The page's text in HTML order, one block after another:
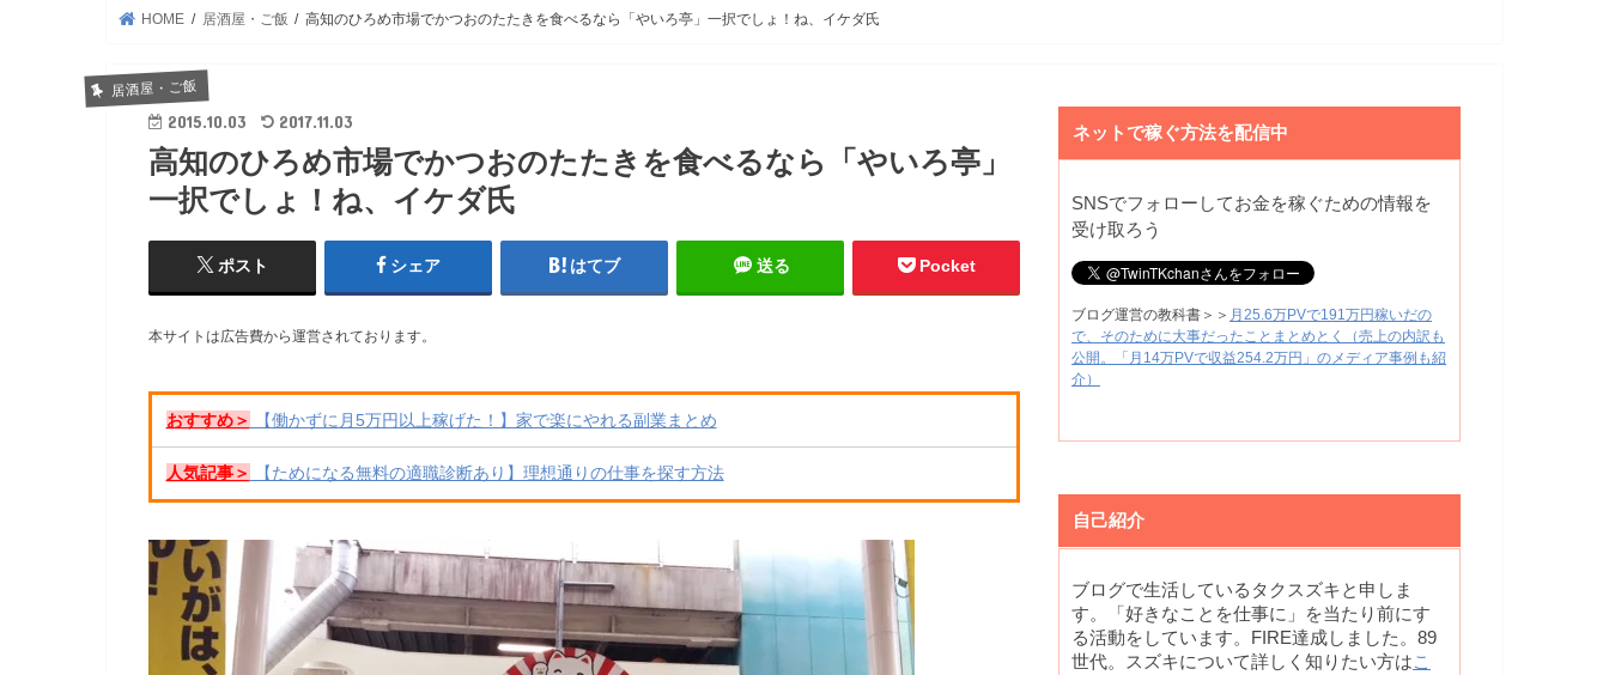
HOME 居酒屋・ご飯 高知のひろめ市場でかつおのたたきを食べるなら「やいろ亭」一択でしょ！ね、イケダ氏
居酒屋・ご飯
2015.10.03 2017.11.03
高知のひろめ市場でかつおのたたきを食べるなら「やいろ亭」
一択でしょ！ね、イケダ氏
ポスト シェア はてブ 送る Pocket
本サイトは広告費から運営されております。
おすすめ＞ 【働かずに月5万円以上稼げた！】家で楽にやれる副業まとめ
人気記事＞ 【ためになる無料の適職診断あり】理想通りの仕事を探す方法
ネットで稼ぐ方法を配信中
SNSでフォローしてお金を稼ぐための情報を
受け取ろう
ブログ運営の教科書＞＞ 月25.6万PVで191万円稼いだの
で、そのために大事だったことまとめとく（売上の内訳も
公開。「月14万PVで収益254.2万円」のメディア事例も紹
介）
自己紹介
ブログで生活しているタクスズキと申しま
す。「好きなことを仕事に」を当たり前にす
る活動をしています。FIRE達成しました。89
世代。スズキについて詳しく知りたい方はこ